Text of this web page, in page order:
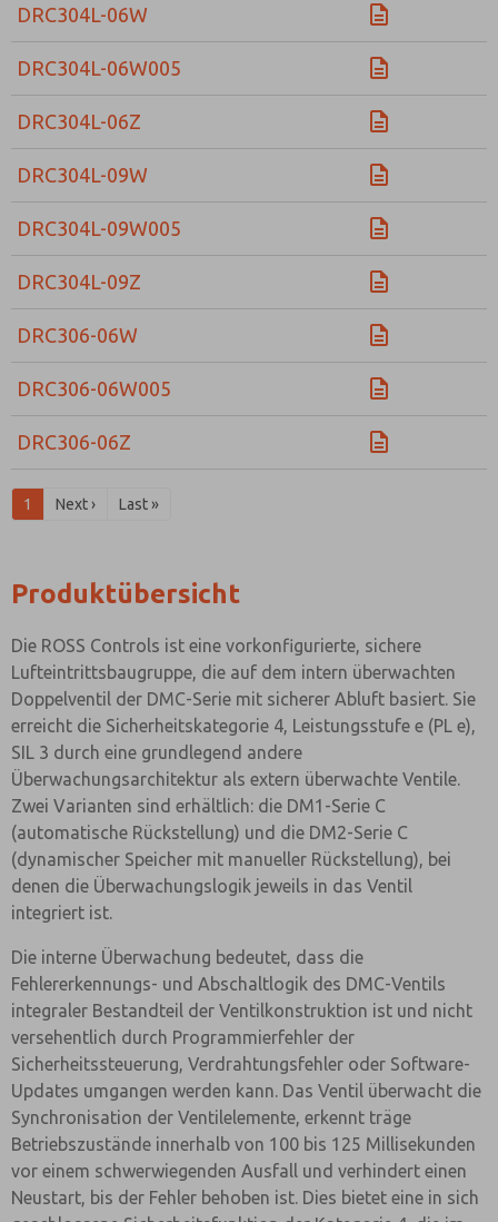
DRC304L-06W
DRC304L-06W005
DRC304L-06Z
DRC304L-09W
DRC304L-09W005
DRC304L-09Z
DRC306-06W
DRC306-06W005
DRC306-06Z
1 Next › Last »
Produktübersicht
Die ROSS Controls ist eine vorkonfigurierte, sichere
Lufteintrittsbaugruppe, die auf dem intern überwachten
Doppelventil der DMC-Serie mit sicherer Abluft basiert. Sie
erreicht die Sicherheitskategorie 4, Leistungsstufe e (PL e),
SIL 3 durch eine grundlegend andere
Überwachungsarchitektur als extern überwachte Ventile.
Zwei Varianten sind erhältlich: die DM1-Serie C
(automatische Rückstellung) und die DM2-Serie C
(dynamischer Speicher mit manueller Rückstellung), bei
denen die Überwachungslogik jeweils in das Ventil
integriert ist.
Die interne Überwachung bedeutet, dass die
Fehlererkennungs- und Abschaltlogik des DMC-Ventils
integraler Bestandteil der Ventilkonstruktion ist und nicht
versehentlich durch Programmierfehler der
Sicherheitssteuerung, Verdrahtungsfehler oder Software-
Updates umgangen werden kann. Das Ventil überwacht die
Synchronisation der Ventilelemente, erkennt träge
Betriebszustände innerhalb von 100 bis 125 Millisekunden
vor einem schwerwiegenden Ausfall und verhindert einen
Neustart, bis der Fehler behoben ist. Dies bietet eine in sich